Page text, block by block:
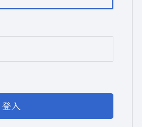
登入